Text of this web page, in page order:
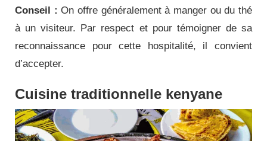
Conseil : On offre généralement à manger ou du thé
à un visiteur. Par respect et pour témoigner de sa
reconnaissance pour cette hospitalité, il convient
d’accepter.
Cuisine traditionnelle kenyane